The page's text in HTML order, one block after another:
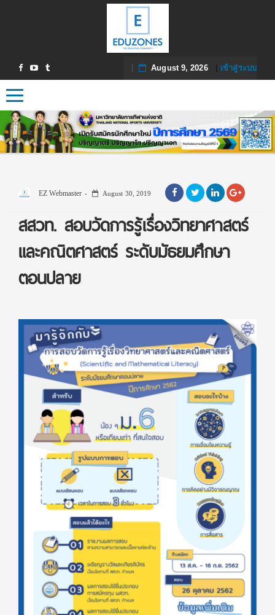
August 9, 2026| เข้าสู่ระบบ
Toggle navigation
EZ Webmaster August 30, 2019
สสวท. สอบวัดการรู้เรื่องวิทยาศาสตร์
และคณิตศาสตร์ ระดับมัธยมศึกษา
ตอนปลาย